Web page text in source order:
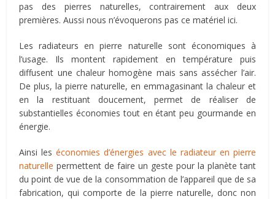
pas des pierres naturelles, contrairement aux deux
premières. Aussi nous n’évoquerons pas ce matériel ici.
Les radiateurs en pierre naturelle sont économiques à
l’usage. Ils montent rapidement en température puis
diffusent une chaleur homogène mais sans assécher l’air.
De plus, la pierre naturelle, en emmagasinant la chaleur et
en la restituant doucement, permet de réaliser de
substantielles économies tout en étant peu gourmande en
énergie.
Ainsi leséconomies d’énergies avec le radiateur en pierre
naturellepermettent de faire un geste pour la planète tant
du point de vue de la consommation de l’appareil que de sa
fabrication, qui comporte de la pierre naturelle, donc non